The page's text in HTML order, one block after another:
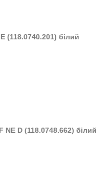
(118.0740.201) білий
D (118.0748.662) білий